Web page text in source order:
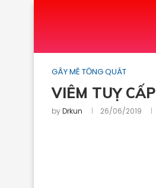
GÂY MÊ TỔNG QUÁT
VIÊM TUỴ CẤP
byDrkun 26/06/2019